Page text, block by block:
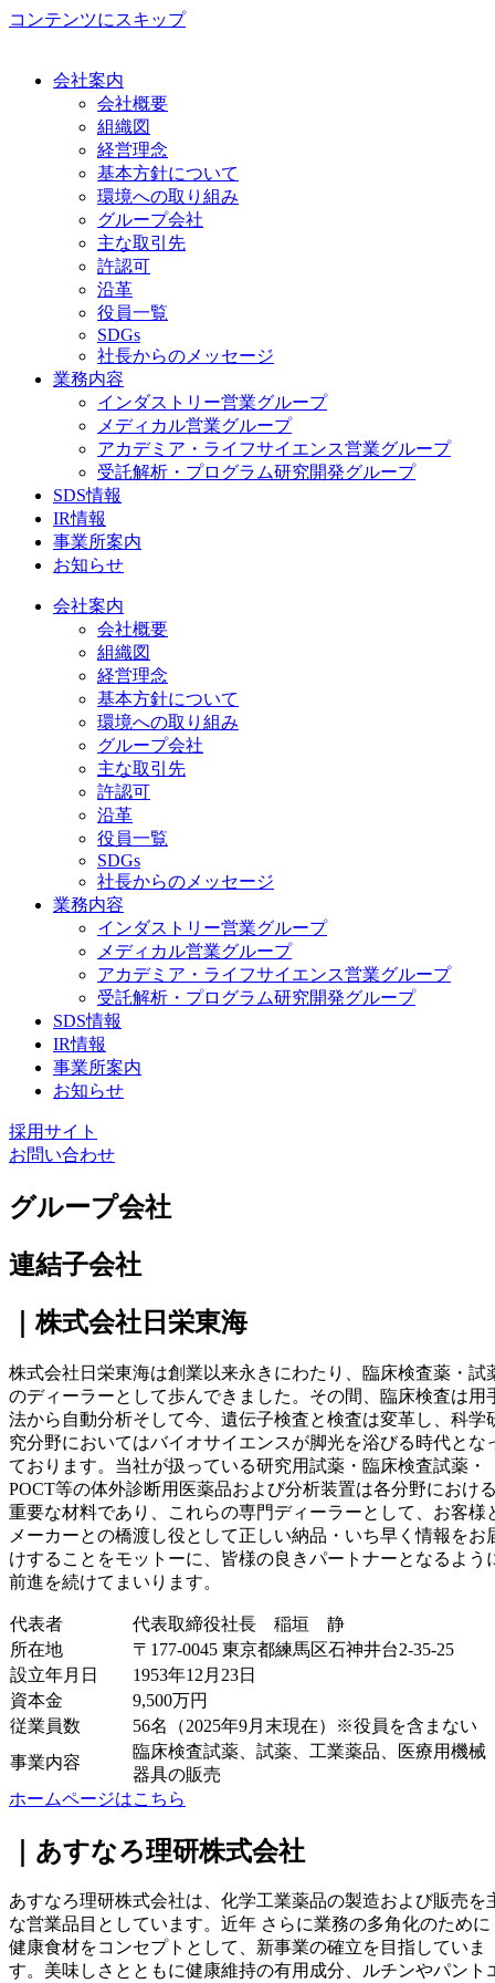
コンテンツにスキップ
会社案内
会社概要
組織図
経営理念
基本方針について
環境への取り組み
グループ会社
主な取引先
許認可
沿革
役員一覧
SDGs
社長からのメッセージ
業務内容
インダストリー営業グループ
メディカル営業グループ
アカデミア・ライフサイエンス営業グループ
受託解析・プログラム研究開発グループ
SDS情報
IR情報
事業所案内
お知らせ
会社案内
会社概要
組織図
経営理念
基本方針について
環境への取り組み
グループ会社
主な取引先
許認可
沿革
役員一覧
SDGs
社長からのメッセージ
業務内容
インダストリー営業グループ
メディカル営業グループ
アカデミア・ライフサイエンス営業グループ
受託解析・プログラム研究開発グループ
SDS情報
IR情報
事業所案内
お知らせ
採用サイト
お問い合わせ
グループ会社
連結子会社
｜株式会社日栄東海
株式会社日栄東海は創業以来永きにわたり、臨床検査薬・試
のディーラーとして歩んできました。その間、臨床検査は用
法から自動分析そして今、遺伝子検査と検査は変革し、科学
究分野においてはバイオサイエンスが脚光を浴びる時代とな
ております。当社が扱っている研究用試薬・臨床検査試薬・
POCT等の体外診断用医薬品および分析装置は各分野におけ
重要な材料であり、これらの専門ディーラーとして、お客様
メーカーとの橋渡し役として正しい納品・いち早く情報をお
けすることをモットーに、皆様の良きパートナーとなるよう
前進を続けてまいります。
代表者
代表取締役社長 稲垣 静
所在地
〒177-0045 東京都練馬区石神井台2-35-25
設立年月日
1953年12月23日
資本金
9,500万円
従業員数
56名（2025年9月末現在）※役員を含まない
事業内容
臨床検査試薬、試薬、工業薬品、医療用機械
器具の販売
ホームページはこちら
｜あすなろ理研株式会社
あすなろ理研株式会社は、化学工業薬品の製造および販売を
な営業品目としています。近年 さらに業務の多角化のために
健康食材をコンセプトとして、新事業の確立を目指していま
す。美味しさとともに健康維持の有用成分、ルチンやパント